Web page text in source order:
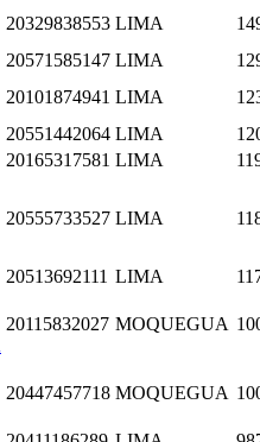
20329838553 LIMA
20571585147 LIMA
20101874941 LIMA
20551442064 LIMA
20165317581 LIMA
20555733527 LIMA
20513692111 LIMA
20115832027 MOQUEGUA
20447457718 MOQUEGUA